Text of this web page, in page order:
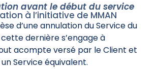
avant le début du service
à l’initiative de MMAN
d’une annulation du Service du
dernière s’engage à
acompte versé par le Client et
Service équivalent.